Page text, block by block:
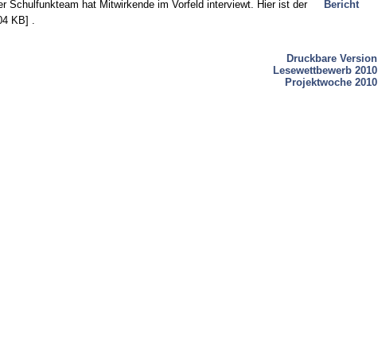
Schulfunkteam hat Mitwirkende im Vorfeld interviewt. Hier ist der
Bericht
KB] .
Druckbare Version
Lesewettbewerb 2010
Projektwoche 2010